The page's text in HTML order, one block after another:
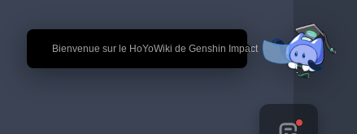
🎉 Bienvenue sur le HoYoWiki de Genshin Impact